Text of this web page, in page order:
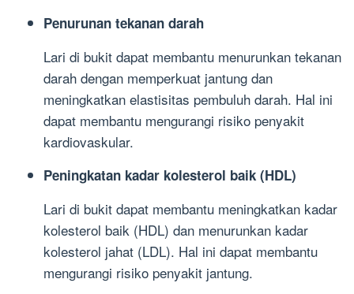
Penurunan tekanan darah
Lari di bukit dapat membantu menurunkan tekanan
darah dengan memperkuat jantung dan
meningkatkan elastisitas pembuluh darah. Hal ini
dapat membantu mengurangi risiko penyakit
kardiovaskular.
Peningkatan kadar kolesterol baik (HDL)
Lari di bukit dapat membantu meningkatkan kadar
kolesterol baik (HDL) dan menurunkan kadar
kolesterol jahat (LDL). Hal ini dapat membantu
mengurangi risiko penyakit jantung.